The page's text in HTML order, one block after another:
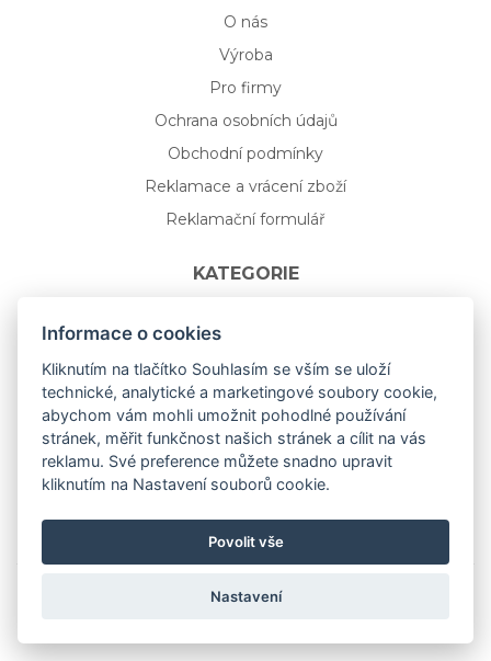
O nás
Výroba
Pro firmy
Ochrana osobních údajů
Obchodní podmínky
Reklamace a vrácení zboží
Reklamační formulář
KATEGORIE
Nápojové sklo
Bydlení
Dárkový poukaz na míru
Mystery box
Kolekce
NOVÁ rozkvetlá KOLEKCE 🌸🌼
aceit.czAll Right Reserved.
Informace o cookies
Kliknutím na tlačítko Souhlasím se vším se uloží
technické, analytické a marketingové soubory cookie,
abychom vám mohli umožnit pohodlné používání
stránek, měřit funkčnost našich stránek a cílit na vás
reklamu. Své preference můžete snadno upravit
kliknutím na Nastavení souborů cookie.
Povolit vše
Nastavení